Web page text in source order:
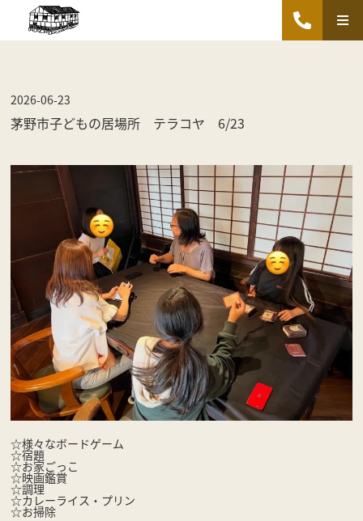
2026-06-23
茅野市子どもの居場所 テラコヤ 6/23
☆様々なボードゲーム
☆宿題
☆お家ごっこ
☆映画鑑賞
☆調理
☆カレーライス・プリン
☆お掃除